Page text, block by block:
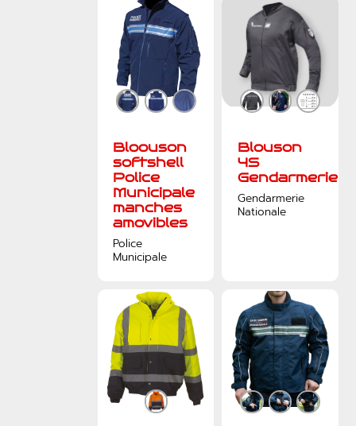
Bloouson
softshell
Police
Municipale
manches
amovibles
Police
Municipale
Blouson
4S
Gendarmerie
Gendarmerie
Nationale